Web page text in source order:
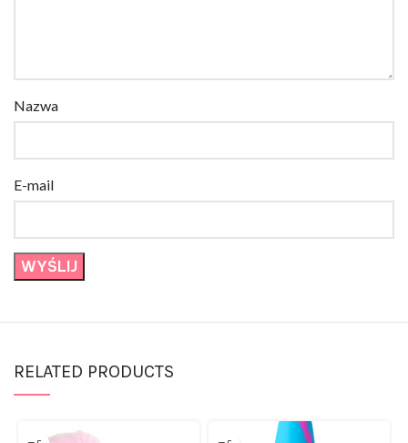
Nazwa
E-mail
RELATED PRODUCTS